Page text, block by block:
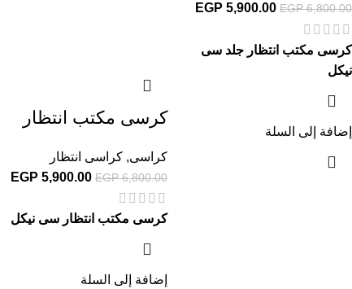
EGP6,800.00
EGP 5,900.00
كرسى مكتب انتظار جلد سى
نيكل
إضافة إلى السلة
كرسى مكتب انتظار
كراسى,كراسى انتظار
EGP6,800.00
EGP 5,900.00
كرسى مكتب انتظار سى نيكل
إضافة إلى السلة